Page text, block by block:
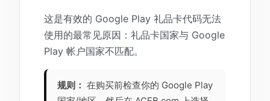
这是有效的 Google Play 礼品卡代码无法
使用的最常见原因：礼品卡国家与 Google
Play 帐户国家不匹配。
规则： 在购买前检查你的 Google Play